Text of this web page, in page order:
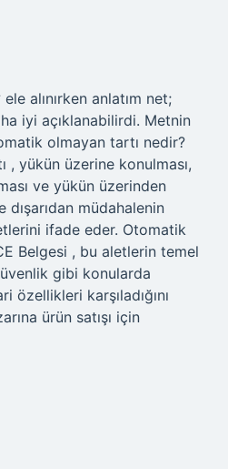
alınırken anlatım net;
iyi açıklanabilirdi. Metnin
olmayan tartı nedir?
, yükün üzerine konulması,
ve yükün üzerinden
dışarıdan müdahalenin
ifade eder. Otomatik
Belgesi , bu aletlerin temel
gibi konularda
özellikleri karşıladığını
ürün satışı için